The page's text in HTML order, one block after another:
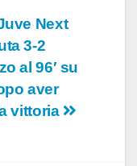
Next
3-2
al 96′ su
aver
vittoria